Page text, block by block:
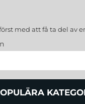
med att få ta del av